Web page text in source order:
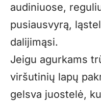
audiniuose,
pusiausvyrą,
dalijimąsi.
Jeigu agurkams
viršutinių lapų
gelsva juostelė,